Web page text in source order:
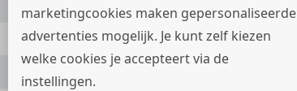
marketingcookies maken gepersonaliseerde
advertenties mogelijk. Je kunt zelf kiezen
welke cookies je accepteert via de
instellingen.